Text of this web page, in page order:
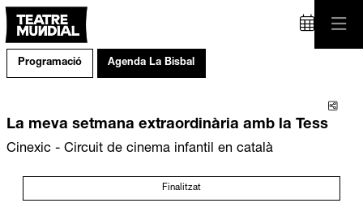
Programació Agenda La Bisbal
La meva setmana extraordinària amb la Tess
Cinexic - Circuit de cinema infantil en català
Finalitzat